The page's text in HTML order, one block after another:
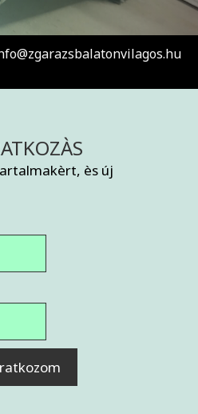
ès új